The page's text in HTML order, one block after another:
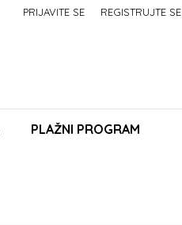
PRIJAVITE SE REGISTRUJTE SE
PLAŽNI PROGRAM